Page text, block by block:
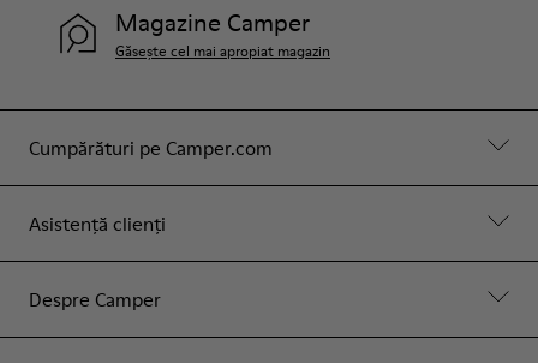
Cumpărături pe Camper.com
Asistență clienți
Despre Camper
Magazine Camper
Găsește cel mai apropiat magazin